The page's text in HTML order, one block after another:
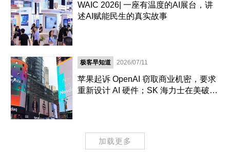
WAIC 2026| 一座有温度的AI展台，讲
述AI赋能民生的真实故事
极客早知道 2026/07/11
苹果起诉 OpenAI 窃取商业机密，要求
重新设计 AI 硬件；SK 海力士在美破纪
加载更多